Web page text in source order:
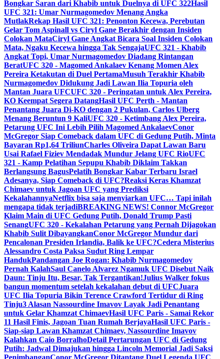
Bongkar Saran dari Khabib untuk Duelnya di UFC 322Hasil
UFC 321: Umar Nurmagomedov Menang Angka
MutlakRekap Hasil UFC 321: Penonton Kecewa, Perebutan
Gelar Tom Aspinall vs Ciryl Gane Berakhir dengan Insiden
Colokan MataCiryl Gane Angkat Bicara Soal Insiden Colokan
Mata, Ngaku Kecewa hingga Tak SengajaUFC 321 - Khabib
Angkat Topi, Umar Nurmagomedov Diadang Rintangan
BeratUFC 320 - Magomed Ankalaev Kenang Momen Alex
Pereira Ketakutan di Duel PertamaMusuh Terakhir Khabib
Nurmagomedov Didukung Jadi Lawan Ilia Topuria oleh
Mantan Juara UFCUFC 320 - Peringatan untuk Alex Pereira,
KO Keempat Segera DatangHasil UFC Perth - Mantan
Penantang Juara Di-KO dengan 2 Pukulan, Carlos Ulberg
Menang Beruntun 9 KaliUFC 320 - Ketimbang Alex Pereira,
Petarung UFC Ini Lebih Pilih Magomed AnkalaevConor
McGregor Siap Comeback dalam UFC di Gedung Putih, Minta
Bayaran Rp1,64 TriliunCharles Oliveira Dapat Lawan Baru
Usai Rafael Fiziev Mendadak Mundur Jelang UFC RioUFC
321 - Kamp Pelatihan Sepupu Khabib Diklaim Takkan
Berlangsung BagusPelatih Bongkar Kabar Terbaru Israel
Adesanya, Siap Comeback di UFC?Reaksi Keras Khamzat
Chimaev untuk Jagoan UFC yang Prediksi
KekalahannyaNetflix bisa saja menyiarkan UFC… Tapi inilah
mengapa tidak terjadiBREAKING NEWS! Connor McGregor
Klaim Main di UFC Gedung Putih, Donald Trump Pasti
SenangUFC 320 - Kekalahan Petarung yang Pernah Dijagokan
Khabib Sulit DibayangkanConor McGregor Mundur dari
Pencalonan Presiden Irlandia, Balik ke UFC?Cedera Misterius
Alessandro Costa Paksa Sudut Ring Lempar
HandukPandangan Joe Rogan: Khabib Nurmagomedov
Pernah KalahSaul Canelo Alvarez Ngamuk UFC Disebut Naik
Daun: Tinju Itu, Besar, Tak Tergantikan!Julius Walker fokus
bangun momentum setelah kekalahan debut di UFCJuara
UFC Ilia Topuria Bikin Terence Crawford Tertidur di Ring
Tinju3 Alasan Nassourdine Imavov Layak Jadi Penantang
untuk Gelar Khamzat ChimaevHasil UFC Paris - Samai Rekor
11 Hasil Finis, Jagoan Tuan Rumah BerjayaHasil UFC Paris -
Siap-siap Lawan Khamzat Chimaev, Nassourdine Imavov
Kalahkan Caio BorralhoDetail Pertarungan UFC di Gedung
Putih: Jadwal Dimajukan hingga Lincoln Memorial Jadi Saksi